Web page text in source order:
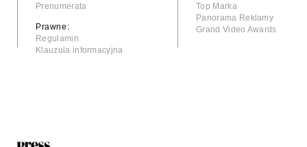
Prenumerata
Prawne:
Regulamin
Klauzula informacyjna
Top Marka
Panorama Reklamy
Grand Video Awards